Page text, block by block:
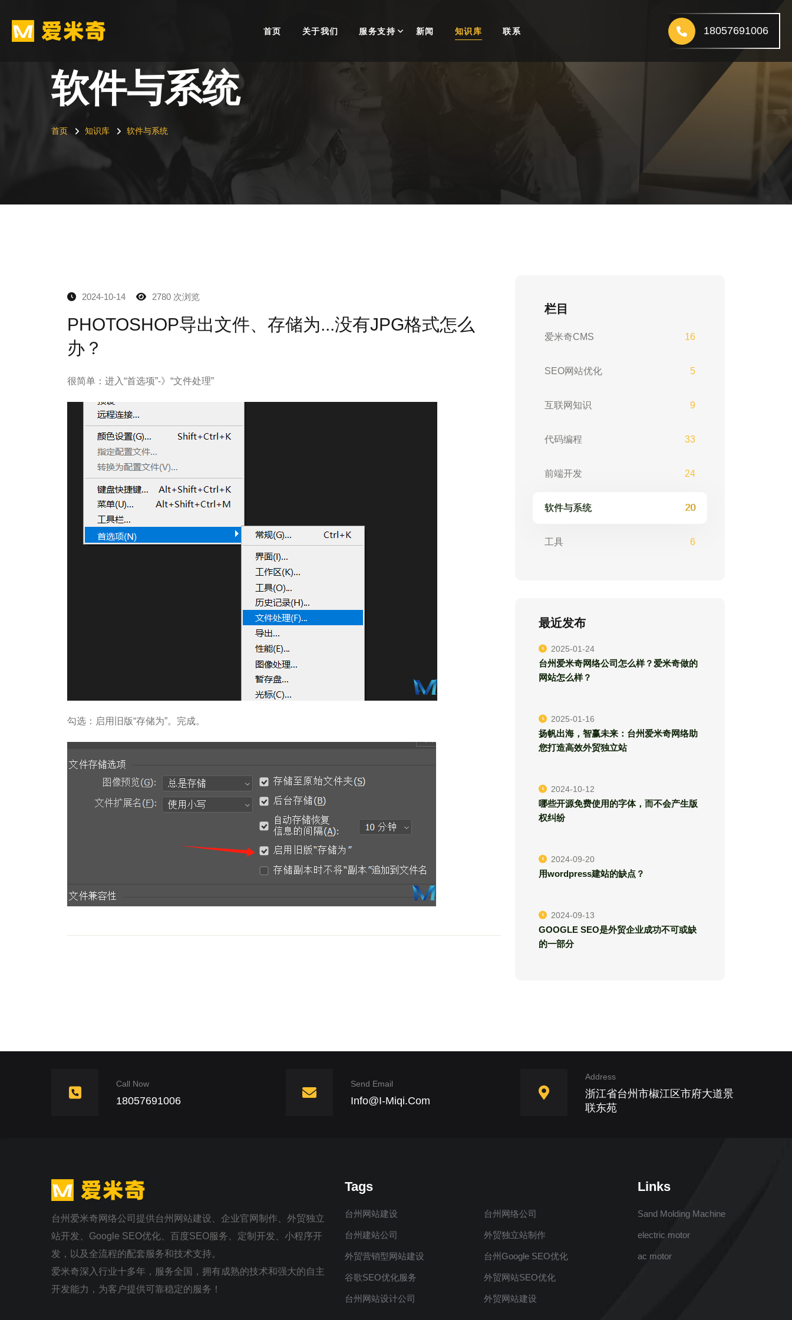
首页 关于我们 服务支持 新闻 知识库 联系 18057691006
软件与系统
首页 知识库 软件与系统
2024-10-14 2780 次浏览
PHOTOSHOP导出文件、存储为...没有JPG格式怎么
办？
很简单：进入“首选项”-》“文件处理”
勾选：启用旧版“存储为”。完成。
栏目
爱米奇CMS 16
SEO网站优化 5
互联网知识 9
代码编程 33
前端开发 24
软件与系统 20
工具 6
最近发布
2025-01-24
台州爱米奇网络公司怎么样？爱米奇做的
网站怎么样？
2025-01-16
扬帆出海，智赢未来：台州爱米奇网络助
您打造高效外贸独立站
2024-10-12
哪些开源免费使用的字体，而不会产生版
权纠纷
2024-09-20
用wordpress建站的缺点？
2024-09-13
GOOGLE SEO是外贸企业成功不可或缺
的一部分
Call Now
18057691006
Send Email
Info@i-Miqi.com
Address
浙江省台州市椒江区市府大道景
联东苑
台州爱米奇网络公司提供台州网站建设、企业官网制作、外贸独立
站开发、Google SEO优化、百度SEO服务、定制开发、小程序开
发，以及全流程的配套服务和技术支持。
爱米奇深入行业十多年，服务全国，拥有成熟的技术和强大的自主
开发能力，为客户提供可靠稳定的服务！
Tags
台州网站建设 台州网络公司
台州建站公司 外贸独立站制作
外贸营销型网站建设 台州Google SEO优化
谷歌SEO优化服务 外贸网站SEO优化
台州网站设计公司 外贸网站建设
Links
Sand Molding Machine
electric motor
ac motor